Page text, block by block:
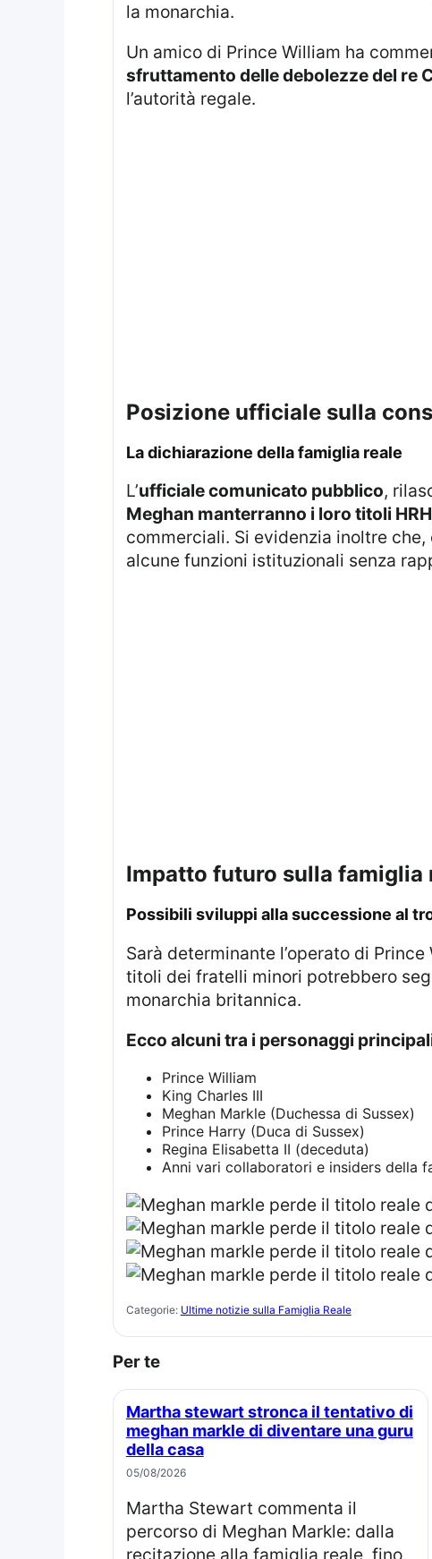
la monarchia.
Un amico di Prince William ha
sfruttamento delle debolezze del re
l’autorità regale.
posizione ufficiale sulla
la dichiarazione della famiglia reale
L’ufficiale comunicato pubblico,
Meghan manterranno i loro titoli HRH
commerciali. Si evidenzia inoltre
alcune funzioni istituzionali senza
impatto futuro sulla famiglia
possibili sviluppi alla successione al
Sarà determinante l’operato di Prince William quando sarà chiamato a succedere al trono. Le sue decisioni riguardo ai
titoli dei fratelli minori potrebbero
monarchia britannica.
Ecco alcuni tra i personaggi
Prince William
King Charles III
Meghan Markle (Duchessa di Sussex)
Prince Harry (Duca di Sussex)
Regina Elisabetta II (deceduta)
Anni vari collaboratori e insiders della
Categorie: Ultime notizie sulla Famiglia Reale
Per te
Martha stewart stronca il tentativo di
meghan markle di diventare una guru
della casa
05/08/2026
Martha Stewart commenta il
percorso di Meghan Markle: dalla